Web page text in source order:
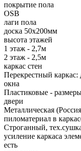
покрытие пола
OSB
лаги пола
доска 50х200мм
высота этажей
1 этаж - 2,7м
2 этаж - 2,5м
каркас стен
Перекрестный
окна
Пластиковые -
двери
Металлическая
пиломатериал в
Строганный,
усиление каркаса
есть